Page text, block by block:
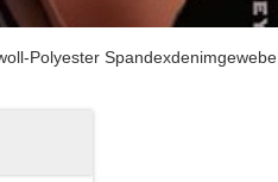
Polyester Spandexdenimgewebe